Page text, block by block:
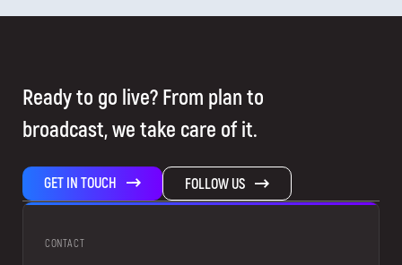
Ready to go live? From plan to
broadcast, we take care of it.
GET IN TOUCH FOLLOW US
CONTACT